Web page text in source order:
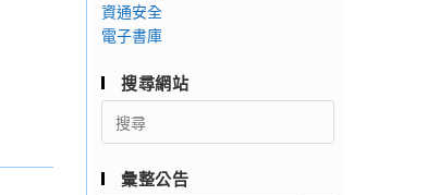
資通安全
電子書庫
搜尋網站
Search
for:
彙整公告